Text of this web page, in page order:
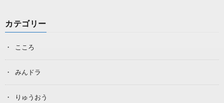
カテゴリー
こころ
みんドラ
りゅうおう